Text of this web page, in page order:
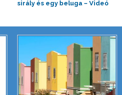
sirály és egy beluga – Videó